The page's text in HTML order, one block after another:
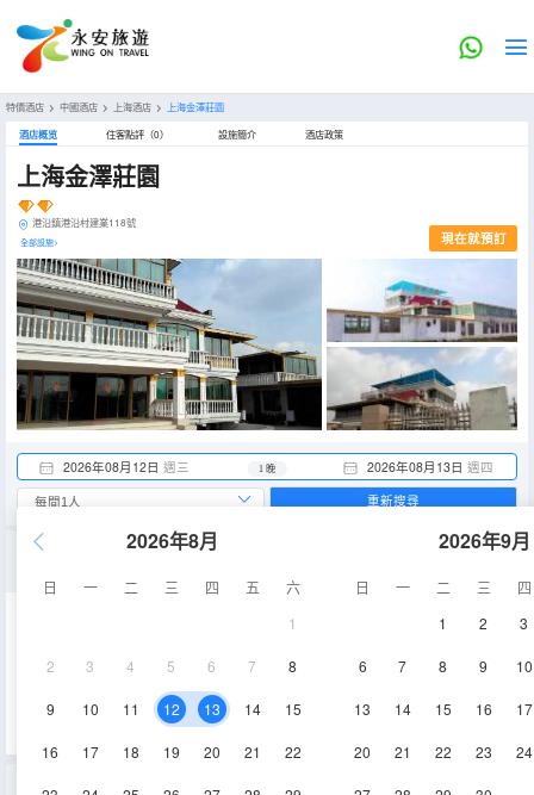
特價酒店 > 中國酒店 > 上海酒店 > 上海金澤莊園
酒店概览 住客點評（0） 設施簡介 酒店政策
上海金澤莊園
港沿鎮港沿村建業118號
全部設施> 現在就預訂
2026年08月12日 週三 2026年08月13日 週四
1 晚
2026年8月
日 一 二 三 四 五
六
1
2 3 4 5 6 7 8
9 10 11 12 13 14 15
16 17 18 19 20 21 22
2026年9月
日 一 二 三
四
1
2 3
6 7 8 9 10
13 14 15 16 17
20 21 22 23 24
重新搜尋
空調